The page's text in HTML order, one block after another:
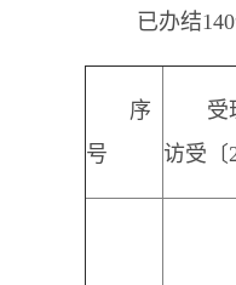
已办结
序
号
受
访受〔